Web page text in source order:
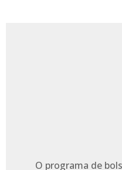
O programa de